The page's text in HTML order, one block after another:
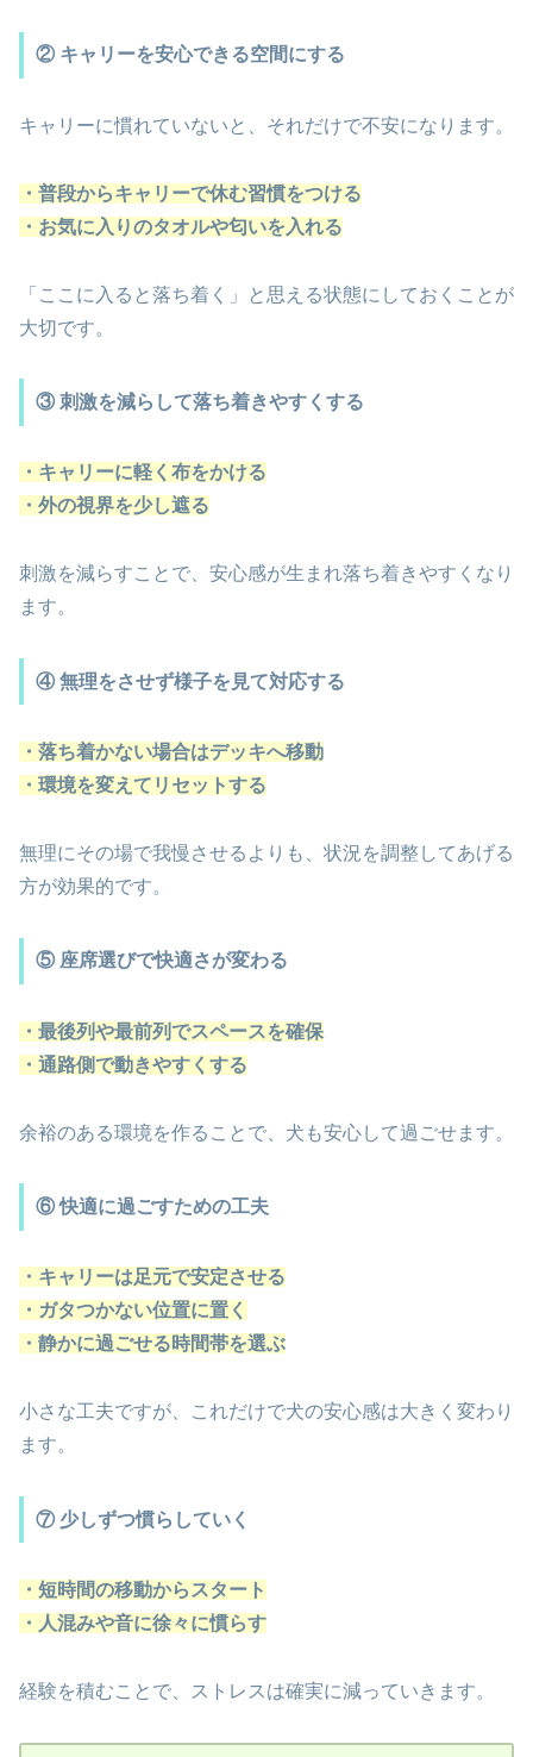
② キャリーを安心できる空間にする
キャリーに慣れていないと、それだけで不安になります。
・普段からキャリーで休む習慣をつける
・お気に入りのタオルや匂いを入れる
「ここに入ると落ち着く」と思える状態にしておくことが
大切です。
③ 刺激を減らして落ち着きやすくする
・キャリーに軽く布をかける
・外の視界を少し遮る
刺激を減らすことで、安心感が生まれ落ち着きやすくなり
ます。
④ 無理をさせず様子を見て対応する
・落ち着かない場合はデッキへ移動
・環境を変えてリセットする
無理にその場で我慢させるよりも、状況を調整してあげる
方が効果的です。
⑤ 座席選びで快適さが変わる
・最後列や最前列でスペースを確保
・通路側で動きやすくする
余裕のある環境を作ることで、犬も安心して過ごせます。
⑥ 快適に過ごすための工夫
・キャリーは足元で安定させる
・ガタつかない位置に置く
・静かに過ごせる時間帯を選ぶ
小さな工夫ですが、これだけで犬の安心感は大きく変わり
ます。
⑦ 少しずつ慣らしていく
・短時間の移動からスタート
・人混みや音に徐々に慣らす
経験を積むことで、ストレスは確実に減っていきます。